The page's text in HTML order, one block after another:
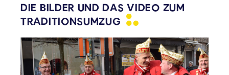
DIE BILDER UND DAS VIDEO ZUM
TRADITIONSUMZUG